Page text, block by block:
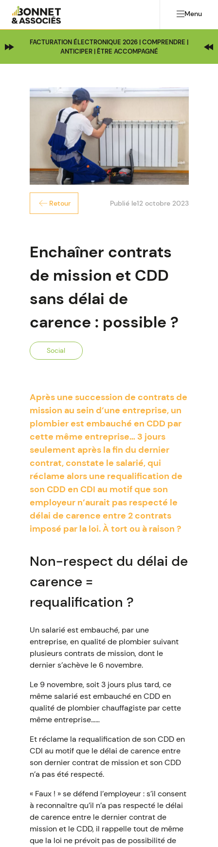
Menu
FACTURATION ÉLECTRONIQUE 2026 | COMPRENDRE |
ANTICIPER | ÊTRE ACCOMPAGNÉ
Retour Publié le12 octobre 2023
Enchaîner contrats
de mission et CDD
sans délai de
carence : possible ?
Social
Après une succession de contrats de
mission au sein d’une entreprise, un
plombier est embauché en CDD par
cette même entreprise… 3 jours
seulement après la fin du dernier
contrat, constate le salarié, qui
réclame alors une requalification de
son CDD en CDI au motif que son
employeur n’aurait pas respecté le
délai de carence entre 2 contrats
imposé par la loi. À tort ou à raison ?
Non-respect du délai de
carence =
requalification ?
Un salarié est embauché, par une
entreprise, en qualité de plombier suivant
plusieurs contrats de mission, dont le
dernier s’achève le 6 novembre.
Le 9 novembre, soit 3 jours plus tard, ce
même salarié est embauché en CDD en
qualité de plombier chauffagiste par cette
même entreprise……
Et réclame la requalification de son CDD en
CDI au motif que le délai de carence entre
son dernier contrat de mission et son CDD
n’a pas été respecté.
« Faux ! » se défend l’employeur : s’il consent
à reconnaître qu’il n’a pas respecté le délai
de carence entre le dernier contrat de
mission et le CDD, il rappelle tout de même
que la loi ne prévoit pas de possibilité de